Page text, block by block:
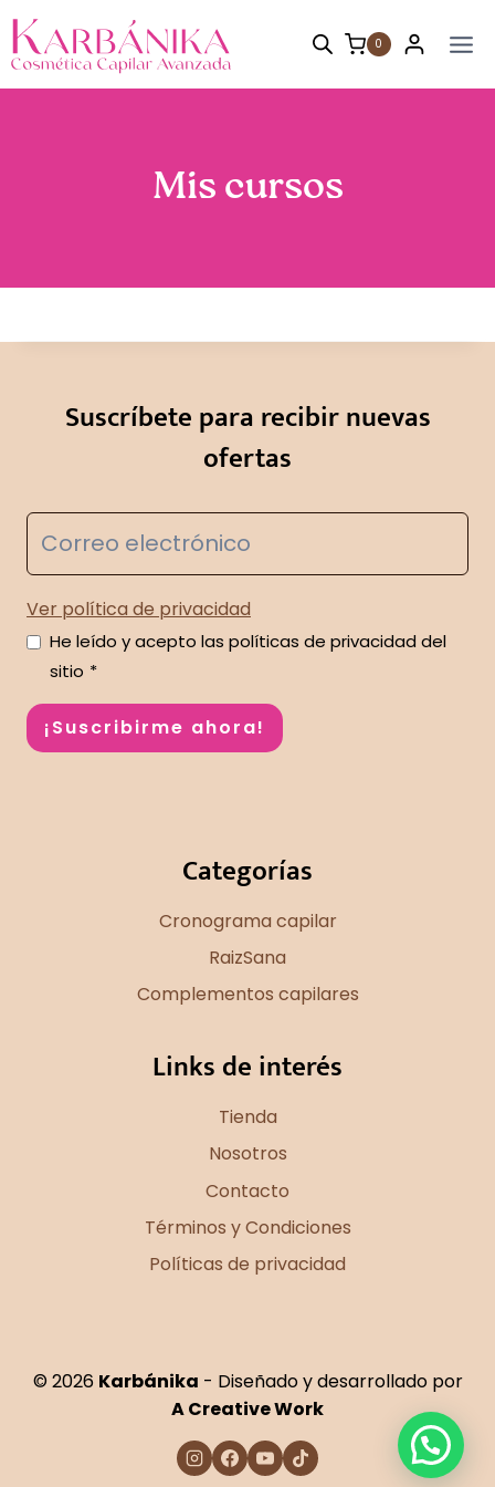
Saltar
contenido
0
Mis cursos
Suscríbete para recibir nuevas
ofertas
Ver política de privacidad
He leído y acepto las políticas de privacidad del
sitio *
¡Suscribirme ahora!
Categorías
Cronograma capilar
RaizSana
Complementos capilares
Links de interés
Tienda
Nosotros
Contacto
Términos y Condiciones
Políticas de privacidad
© 2026 Karbánika - Diseñado y desarrollado por
A Creative Work